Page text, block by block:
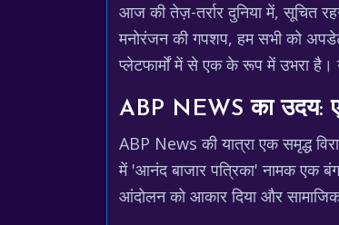
आज की तेज़-तर्रार दुनिया में, सूचित
मनोरंजन की गपशप, हम सभी को
प्लेटफार्मों में से एक के रूप में उभरा
ABP NEWS का उदय:
ABP News की यात्रा एक समृद्ध
में 'आनंद बाजार पत्रिका' नामक एक
आंदोलन को आकार दिया और